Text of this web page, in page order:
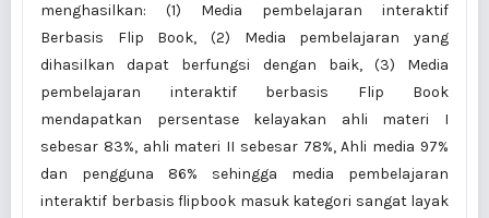
menghasilkan: (1) Media pembelajaran interaktif
Berbasis Flip Book, (2) Media pembelajaran yang
dihasilkan dapat berfungsi dengan baik, (3) Media
pembelajaran interaktif berbasis Flip Book
mendapatkan persentase kelayakan ahli materi I
sebesar 83%, ahli materi II sebesar 78%, Ahli media 97%
dan pengguna 86% sehingga media pembelajaran
interaktif berbasis flipbook masuk kategori sangat layak